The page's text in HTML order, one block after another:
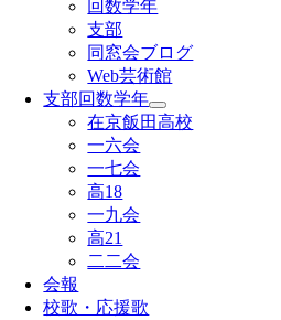
回数学年
支部
同窓会ブログ
Web芸術館
支部回数学年
在京飯田高校
一六会
一七会
高18
一九会
高21
二二会
会報
校歌・応援歌